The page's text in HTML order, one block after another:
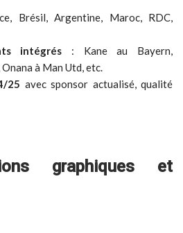
Brésil, Argentine, Maroc, RDC,
intégrés : Kane au Bayern,
à Man Utd, etc.
25 avec sponsor actualisé, qualité
graphiques et